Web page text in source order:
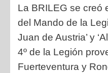
La BRILEG se creó
del Mando de la
Juan de Austria’ y
4º de la Legión
Fuerteventura y